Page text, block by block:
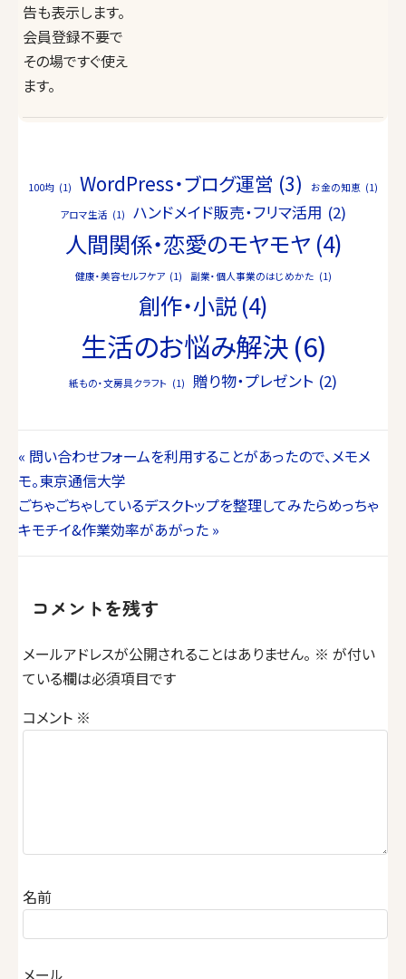
告も表示します。
会員登録不要で
その場ですぐ使え
ます。
100均 (1) WordPress・ブログ運営 (3) お金の知恵 (1)
アロマ生活 (1) ハンドメイド販売・フリマ活用 (2)
人間関係・恋愛のモヤモヤ (4)
健康・美容セルフケア (1) 副業・個人事業のはじめかた (1)
創作・小説 (4)
生活のお悩み解決 (6)
紙もの・文房具クラフト (1) 贈り物・プレゼント (2)
投
稿
ナ
ゲ
シ
ョ
« 問い合わせフォームを利用することがあったので、メモメ
モ。東京通信大学
ごちゃごちゃしているデスクトップを整理してみたらめっちゃ
キモチイ&作業効率があがった »
コメントを残す
メールアドレスが公開されることはありません。 ※ が付い
ている欄は必須項目です
コメント ※
名前